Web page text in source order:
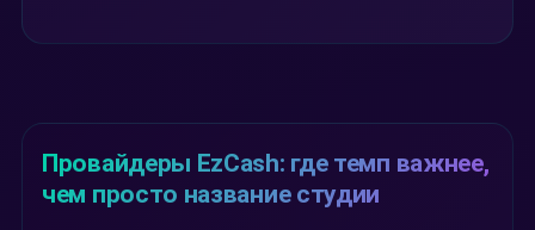
Провайдеры EzCash: где темп важнее,
чем просто название студии